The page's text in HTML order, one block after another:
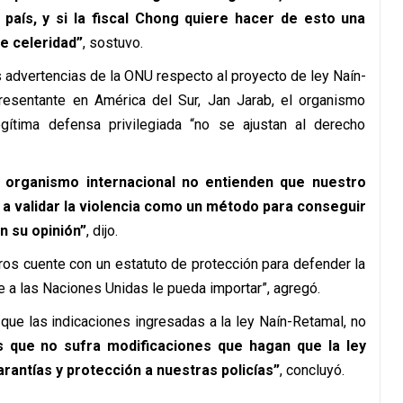
y si la fiscal Chong quiere hacer de esto una
celeridad”, sostuvo.
de la ONU respecto al proyecto de ley Naín-
en América del Sur, Jan Jarab, el organismo
defensa privilegiada “no se ajustan al derecho
organismo internacional no entienden que nuestro
validar la violencia como un método para conseguir
su opinión”, dijo.
cuente con un estatuto de protección para defender la
las Naciones Unidas le pueda importar”, agregó.
las indicaciones ingresadas a la ley Naín-Retamal, no
que no sufra modificaciones que hagan que la ley
y protección a nuestras policías”, concluyó.